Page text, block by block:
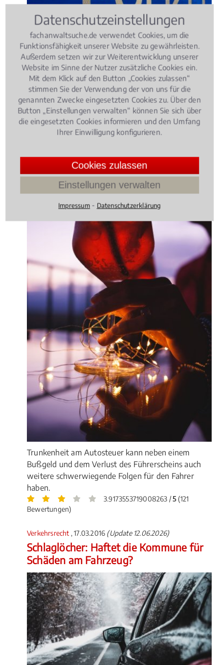
Egal wie viele Punkte ein Autofahrer in der
Flensburger Verkehrssünderkartei hat, die
Fahrerlaubnis kann ihm nicht nur bei
Geschwindigkeitsverstößen, sondern auch bei einer
Vielzahl von Parkverstößen entzogen werden.
4.029411764705882 /5(34
Bewertungen)
Verkehrsrecht, 23.05.2016(Update 01.07.2026)
Alkohol am Steuer: Diese Strafen
Trunkenheit am Autosteuer kann neben einem
Bußgeld und dem Verlust des Führerscheins auch
weitere schwerwiegende Folgen für den Fahrer
haben.
3.9173553719008263 /5(121
Bewertungen)
Verkehrsrecht , 17.03.2016 (Update 12.06.2026)
Schlaglöcher: Haftet die Kommune für
Schäden am Fahrzeug?
Datenschutzeinstellungen
fachanwaltsuche.de verwendet Cookies, um die
Funktionsfähigkeit unserer Website zu gewährleisten.
Außerdem setzen wir zur Weiterentwicklung unserer
Website im Sinne der Nutzer zusätzliche Cookies ein.
Mit dem Klick auf den Button „Cookies zulassen“
stimmen Sie der Verwendung der von uns für die
genannten Zwecke eingesetzten Cookies zu. Über den
Button „Einstellungen verwalten“ können Sie sich über
die eingesetzten Cookies informieren und den Umfang
Ihrer Einwilligung konfigurieren.
Cookies zulassen
Einstellungen verwalten
Impressum ⁃ Datenschutzerklärung